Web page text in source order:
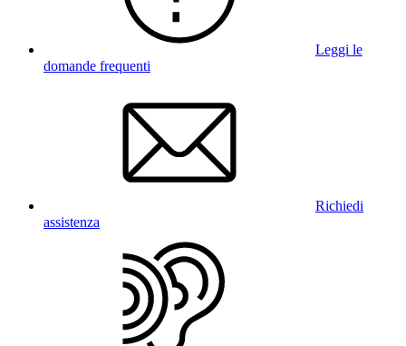
Leggi le
domande frequenti
Richiedi
assistenza